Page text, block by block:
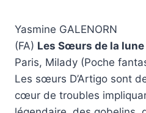
Yasmine GALENORN
(FA) Les Sœurs de la
Paris, Milady (Poche
Les sœurs D’Artigo sont
cœur de troubles